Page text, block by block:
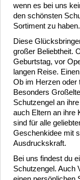
wenn es bei uns
den schönsten
Sortiment zu haben.
Diese
großer Beliebtheit.
Geburtstag, vor
langen Reise.
Ob im Herzen oder
Besonders
Schutzengel an
auch Eltern an ihre
sind für alle
Geschenkidee mit
Ausdruckskraft.
Bei uns findest du
Schutzengel. Auch